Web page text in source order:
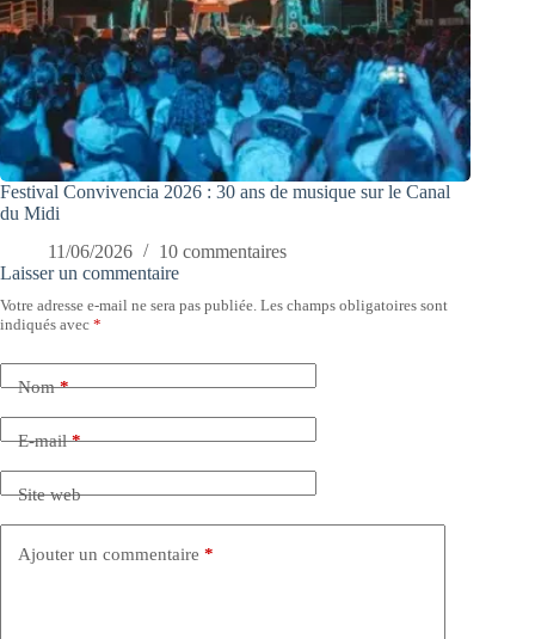
Festival Convivencia 2026 : 30 ans de musique sur le Canal
du Midi
11/06/2026
10 commentaires
Laisser un commentaire
Votre adresse e-mail ne sera pas publiée. Les champs obligatoires sont
indiqués avec *
Nom*
E-mail*
Site web
Ajouter un commentaire *